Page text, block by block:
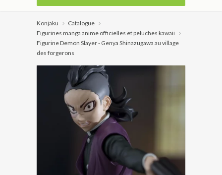
Konjaku
Catalogue
Figurines manga anime officielles et peluches kawaii
Figurine Demon Slayer - Genya Shinazugawa au village
des forgerons